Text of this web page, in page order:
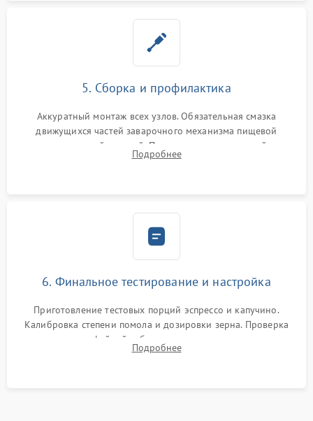
5. Сборка и профилактика
Аккуратный монтаж всех узлов. Обязательная смазка
движущихся частей заварочного механизма пищевой
силиконовой смазкой. Проведение программной
декальцинации и очистки системы от кофейных масел.
Подробнее
6. Финальное тестирование и настройка
Приготовление тестовых порций эспрессо и капучино.
Калибровка степени помола и дозировки зерна. Проверка
плотности кофейной таблетки, температуры напитка и
качества молочной пены. Контроль отсутствия посторонних
Подробнее